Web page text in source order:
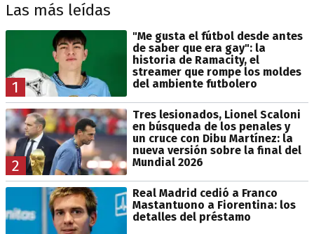
Las más leídas
1
"Me gusta el fútbol desde antes
de saber que era gay": la
historia de Ramacity, el
streamer que rompe los moldes
del ambiente futbolero
2
Tres lesionados, Lionel Scaloni
en búsqueda de los penales y
un cruce con Dibu Martínez: la
nueva versión sobre la final del
Mundial 2026
Real Madrid cedió a Franco
Mastantuono a Fiorentina: los
detalles del préstamo